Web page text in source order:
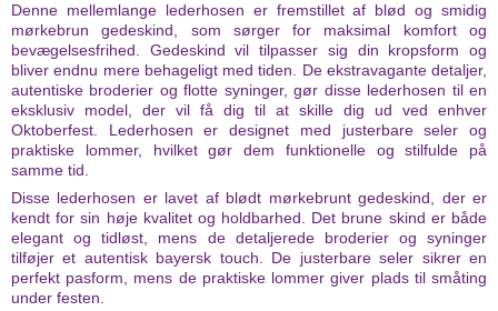
Denne mellemlange lederhosen er fremstillet af blød og smidig
mørkebrun gedeskind, som sørger for maksimal komfort og
bevægelsesfrihed. Gedeskind vil tilpasser sig din kropsform og
bliver endnu mere behageligt med tiden. De ekstravagante detaljer,
autentiske broderier og flotte syninger, gør disse lederhosen til en
eksklusiv model, der vil få dig til at skille dig ud ved enhver
Oktoberfest. Lederhosen er designet med justerbare seler og
praktiske lommer, hvilket gør dem funktionelle og stilfulde på
samme tid.
Disse lederhosen er lavet af blødt mørkebrunt gedeskind, der er
kendt for sin høje kvalitet og holdbarhed. Det brune skind er både
elegant og tidløst, mens de detaljerede broderier og syninger
tilføjer et autentisk bayersk touch. De justerbare seler sikrer en
perfekt pasform, mens de praktiske lommer giver plads til småting
under festen.